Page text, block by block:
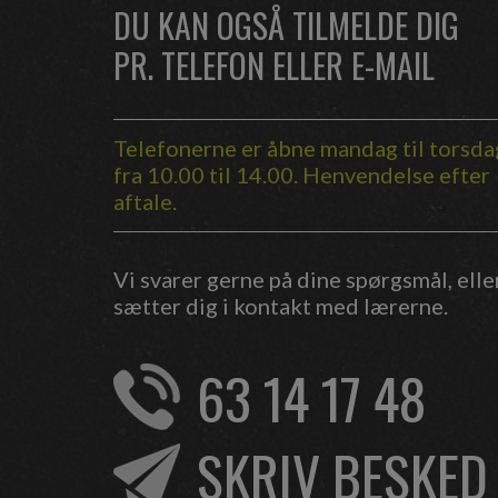
DU KAN OGSÅ TILMELDE DIG
PR. TELEFON ELLER E-MAIL
Telefonerne er åbne mandag til
fra 10.00 til 14.00. Henvendelse efter
aftale.
Vi svarer gerne på dine spørgsmål,
sætter dig i kontakt med lærerne.
63 14 17 48
SKRIV BESKED